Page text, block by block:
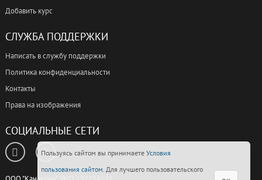
Добавить курс
СЛУЖБА ПОДДЕРЖКИ
Написать в службу поддержки
Политика конфиденциальности
Контакты
Права на изображения
СОЦИАЛЬНЫЕ СЕТИ
Пользуясь сайтом вы принимаете Условия
пользования сайтом. Для лучшего пользовательского